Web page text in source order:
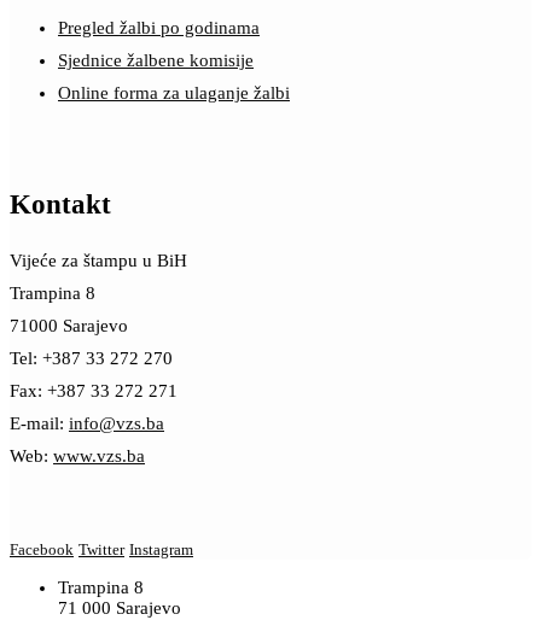
Pregled žalbi po godinama
Sjednice žalbene komisije
Online forma za ulaganje žalbi
Kontakt
Vijeće za štampu u BiH
Trampina 8
71000 Sarajevo
Tel: +387 33 272 270
Fax: +387 33 272 271
E-mail: info@vzs.ba
Web: www.vzs.ba
Facebook Twitter Instagram
Trampina 8
71 000 Sarajevo